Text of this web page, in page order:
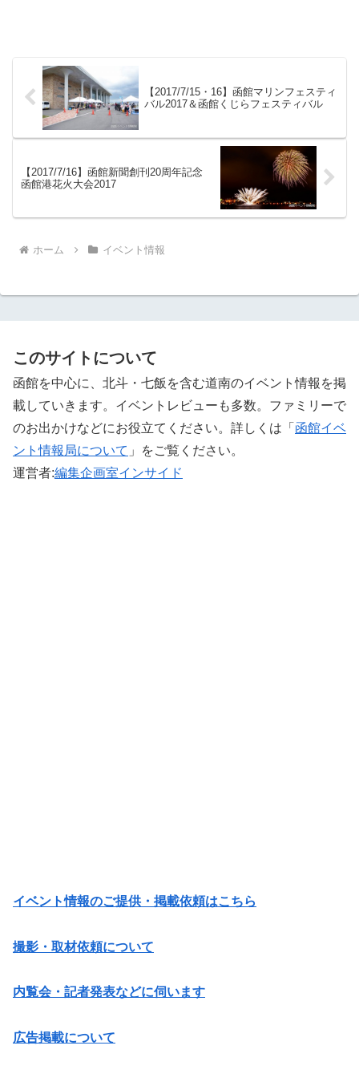
【2017/7/15・16】函館マリンフェスティ
バル2017＆函館くじらフェスティバル
【2017/7/16】函館新聞創刊20周年記念
函館港花火大会2017
ホーム イベント情報
このサイトについて
函館を中心に、北斗・七飯を含む道南のイベント情報を掲
載していきます。イベントレビューも多数。ファミリーで
のお出かけなどにお役立てください。詳しくは「 函館イベ
ント情報局について 」をご覧ください。 ‎
運営者:編集企画室インサイド
イベント情報のご提供・掲載依頼はこちら
撮影・取材依頼について
内覧会・記者発表などに伺います
広告掲載について